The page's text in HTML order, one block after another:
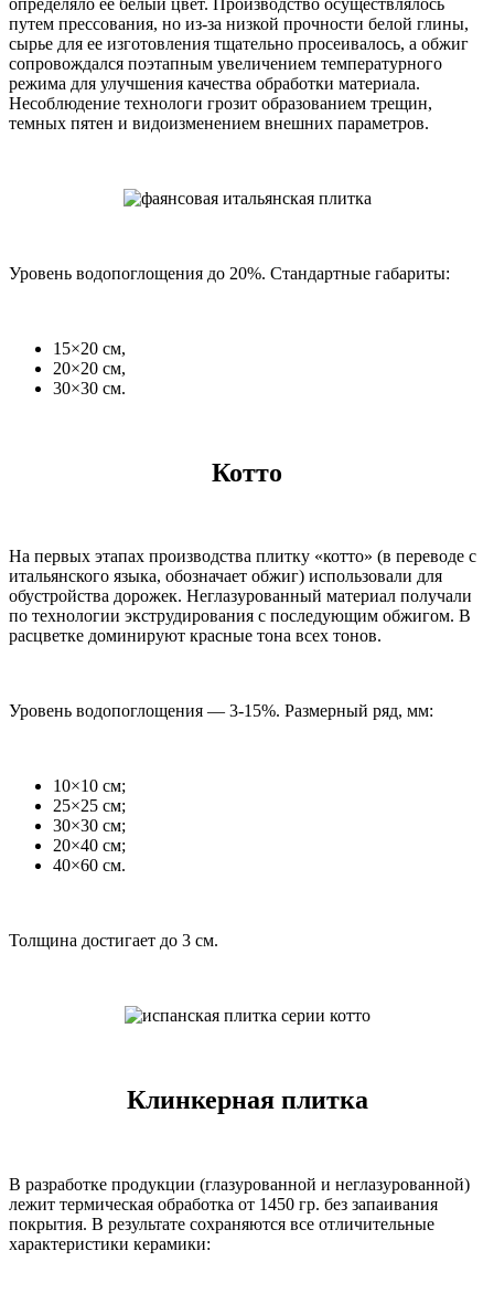
путем прессования, но из-за низкой прочности белой глины,
сырье для ее изготовления тщательно просеивалось, а обжиг
сопровождался поэтапным увеличением температурного
режима для улучшения качества обработки материала.
Несоблюдение технологи грозит образованием трещин,
темных пятен и видоизменением внешних параметров.
Уровень водопоглощения до 20%. Стандартные габариты:
15×20 см,
20×20 см,
30×30 см.
Котто
На первых этапах производства плитку «котто» (в переводе с
итальянского языка, обозначает обжиг) использовали для
обустройства дорожек. Неглазурованный материал получали
по технологии экструдирования с последующим обжигом. В
расцветке доминируют красные тона всех тонов.
Уровень водопоглощения — 3-15%. Размерный ряд, мм:
10×10 см;
25×25 см;
30×30 см;
20×40 см;
40×60 см.
Толщина достигает до 3 см.
Клинкерная плитка
В разработке продукции (глазурованной и неглазурованной)
лежит термическая обработка от 1450 гр. без запаивания
покрытия. В результате сохраняются все отличительные
характеристики керамики: